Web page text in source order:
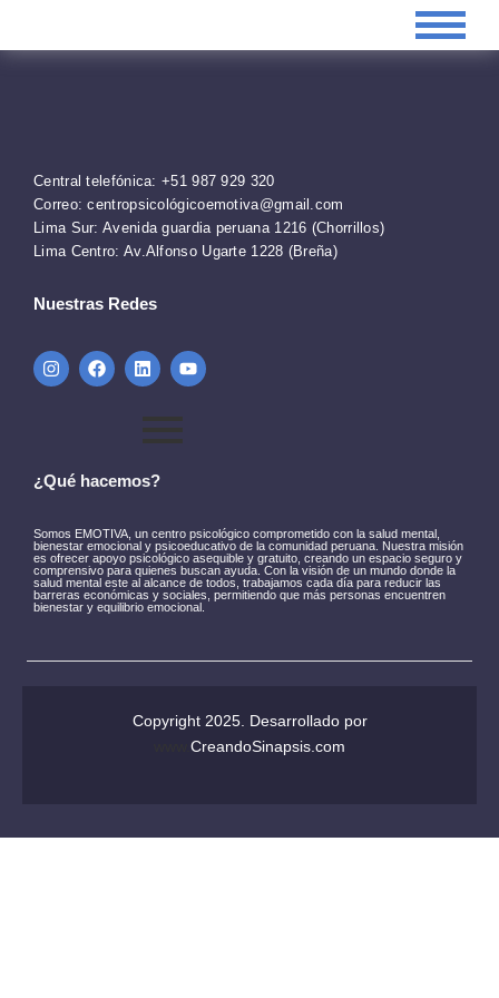
Central telefónica: +51 987 929 320
Correo: centropsicológicoemotiva@gmail.com
Lima Sur: Avenida guardia peruana 1216 (Chorrillos)
Lima Centro: Av.Alfonso Ugarte 1228 (Breña)
Nuestras Redes
¿Qué hacemos?
Somos EMOTIVA, un centro psicológico comprometido con la salud mental,
bienestar emocional y psicoeducativo de la comunidad peruana. Nuestra misión
es ofrecer apoyo psicológico asequible y gratuito, creando un espacio seguro y
comprensivo para quienes buscan ayuda. Con la visión de un mundo donde la
salud mental este al alcance de todos, trabajamos cada día para reducir las
barreras económicas y sociales, permitiendo que más personas encuentren
bienestar y equilibrio emocional.
Copyright 2025. Desarrollado por
CreandoSinapsis.com